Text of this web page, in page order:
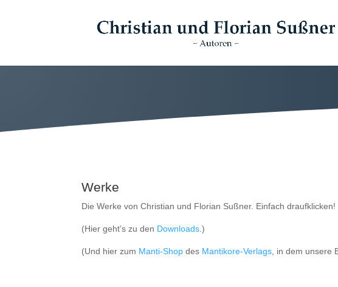
Werke
Die Werke von Christian und Florian Sußner. Einfach draufklicken!
(Hier geht’s zu den Downloads .)
(Und hier zum Manti-Shop des Mantikore-Verlags , in dem unsere